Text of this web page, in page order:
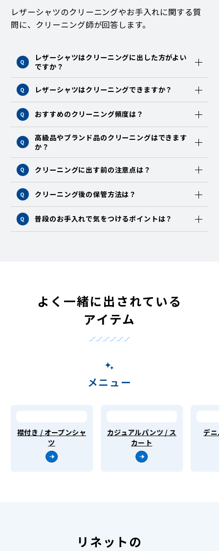
レザーシャツのクリーニングやお手入れに関する質
問に、クリーニング師が回答します。
Q
レザーシャツはクリーニングに出した方がよい
ですか？
Q レザーシャツはクリーニングできますか？
Q おすすめのクリーニング頻度は？
Q
高級品やブランド品のクリーニングはできます
か？
Q クリーニングに出す前の注意点は？
Q クリーニング後の保管方法は？
Q 普段のお手入れで気をつけるポイントは？
よく一緒に出されている
アイテム
メニュー
襟付き / オープンシャ
ツ
カジュアルパンツ / ス
カート
デ
リネットの